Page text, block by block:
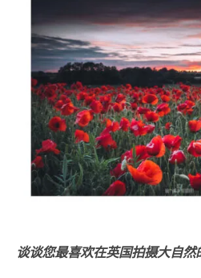
谈谈您最喜欢在英国拍摄大自然